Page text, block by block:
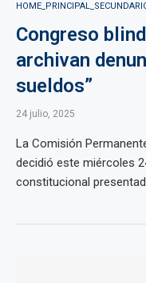
Congreso
archivan
sueldos”
24 julio, 2025
La Comisión
decidió este miércoles
constitucional